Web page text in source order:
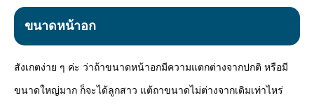
ขนาดหน้าอก
สังเกตง่าย ๆ ค่ะ ว่าถ้าขนาดหน้าอกมีความแตกต่างจากปกติ หรือมี
ขนาดใหญ่มาก ก็จะได้ลูกสาว แต้ถาขนาดไม่ต่างจากเดิมเท่าไหร่